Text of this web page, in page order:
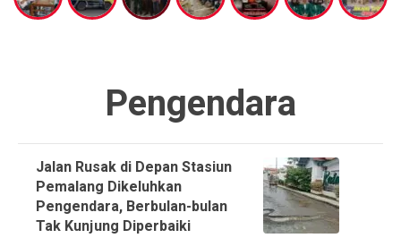
Pengendara
Jalan Rusak di Depan Stasiun
Pemalang Dikeluhkan
Pengendara, Berbulan-bulan
Tak Kunjung Diperbaiki